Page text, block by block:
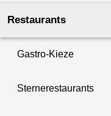
Restaurants
Gastro-Kieze
Sternerestaurants